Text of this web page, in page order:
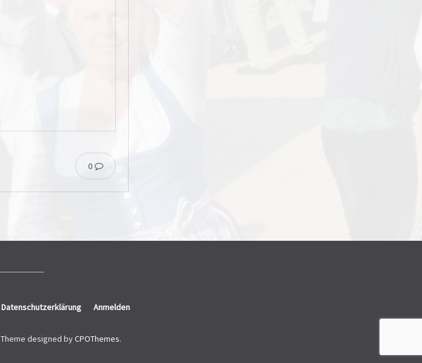
0
Datenschutzerklärung Anmelden
Theme designed byCPOThemes.